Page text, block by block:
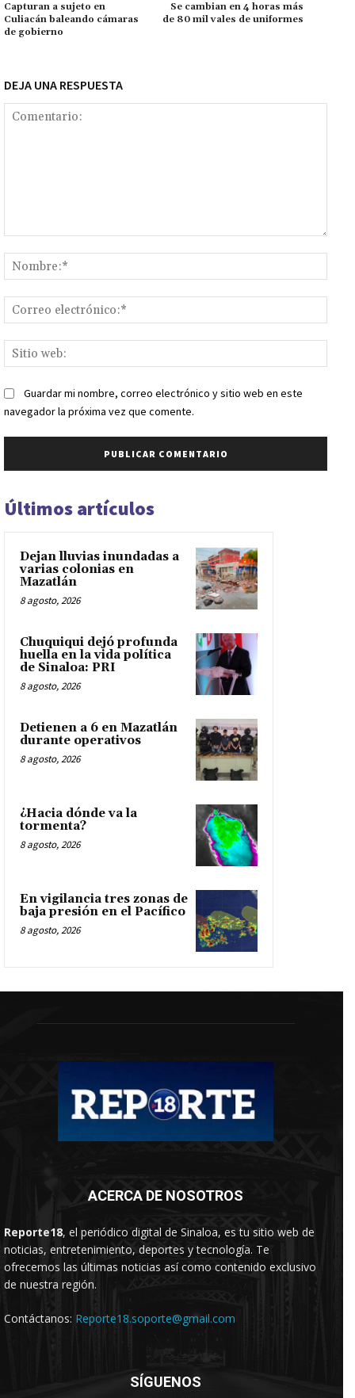
k p
r
n
k
ar
tir
Capturan a sujeto en
Culiacán baleando cámaras
de gobierno
Se cambian en 4 horas más
de 80 mil vales de uniformes
DEJA UNA RESPUESTA
web:
Guardar mi nombre, correo electrónico y sitio web en este
navegador la próxima vez que comente.
Últimos artículos
Dejan lluvias inundadas a
varias colonias en
Mazatlán
8 agosto, 2026
Chuquiqui dejó profunda
huella en la vida política
de Sinaloa: PRI
8 agosto, 2026
Detienen a 6 en Mazatlán
durante operativos
8 agosto, 2026
¿Hacia dónde va la
tormenta?
8 agosto, 2026
En vigilancia tres zonas de
baja presión en el Pacífico
8 agosto, 2026
ACERCA DE NOSOTROS
Reporte18, el periódico digital de Sinaloa, es tu sitio web de
noticias, entretenimiento, deportes y tecnología. Te
ofrecemos las últimas noticias así como contenido exclusivo
de nuestra región.
Contáctanos: Reporte18.soporte@gmail.com
SÍGUENOS